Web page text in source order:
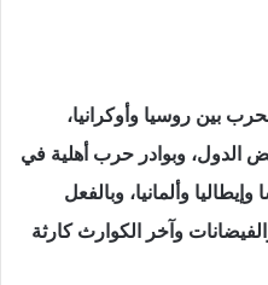
استمرار الحرب بين روسيا وأوكرانيا،
وبوادر حرب أهلية في
وألمانيا، وبالفعل
وآخر الكوارث كارثة